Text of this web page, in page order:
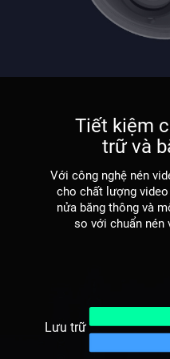
Tiết kiệm
trữ và
Với công nghệ nén
cho chất lượng
nửa băng thông và
so với chuẩn nén
Lưu trữ